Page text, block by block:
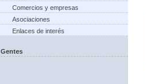
Comercios y empresas
Asociaciones
Enlaces de interés
Gentes